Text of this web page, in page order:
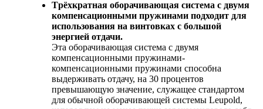
Tрёхкратная оборачивающая система с двумя
компенсационными пружинами подходит для
использования на винтовках с большой
энергией отдачи.
Эта оборачивающая система с двумя
компенсационными пружинами-
компенсационными пружинами способна
выдерживать отдачу, на 30 процентов
превышающую значение, служащее стандартом
для обычной оборачивающей системы Leupold,